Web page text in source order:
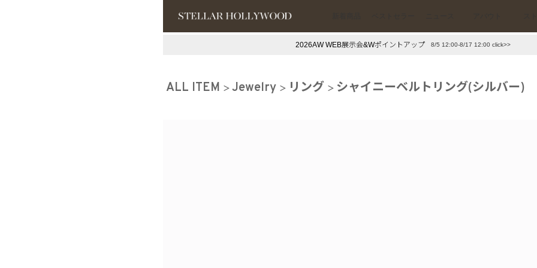
#スタッフイチ押し（通勤パールアクセ） ＃写真映えアクセ
2026AW WEB展示会&Wポイントアップ 8/5 12:00-8/17 12:00 click>>
ALL ITEM Jewelry リング シャイニーベルトリング(シルバー)